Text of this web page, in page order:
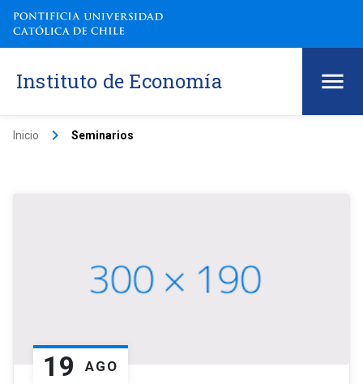
Instituto de Economía
Inicio keyboard_arrow_right Seminarios
19 AGO